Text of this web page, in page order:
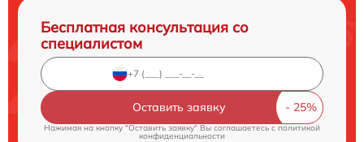
Бесплатная консультация со
специалистом
Оставить заявку
Нажимая на кнопку "Оставить заявку" Вы соглашаетесь cполитикой
конфиденциальности